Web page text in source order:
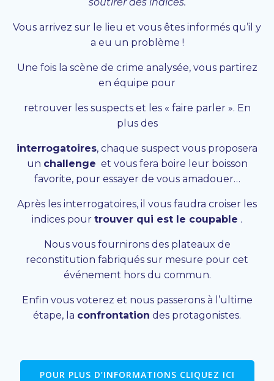
Vous arrivez sur le lieu et vous êtes informés qu’il y
a eu un problème !
Une fois la scène de crime analysée, vous partirez
en équipe pour
retrouver les suspects et les « faire parler ». En
plus des
interrogatoires, chaque suspect vous proposera
un challenge et vous fera boire leur boisson
favorite, pour essayer de vous amadouer…
Après les interrogatoires, il vous faudra croiser les
indices pour trouver qui est le coupable .
Nous vous fournirons des plateaux de
reconstitution fabriqués sur mesure pour cet
événement hors du commun.
Enfin vous voterez et nous passerons à l’ultime
étape, la confrontation des protagonistes.
POUR PLUS D’INFORMATIONS CLIQUEZ ICI